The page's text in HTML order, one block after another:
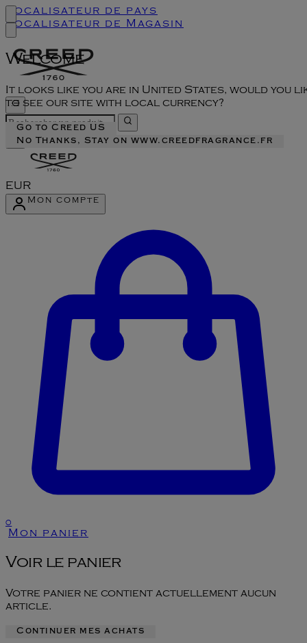
Welcome
It looks like you are in United States, would you
to see our site with local currency?
Go to Creed US
No Thanks, Stay on www.creedfragrance.fr
Localisateur de pays
Localisateur de Magasin
EUR
Mon compte
0
Mon panier
Voir le panier
Votre panier ne contient actuellement aucun
article.
Continuer mes achats